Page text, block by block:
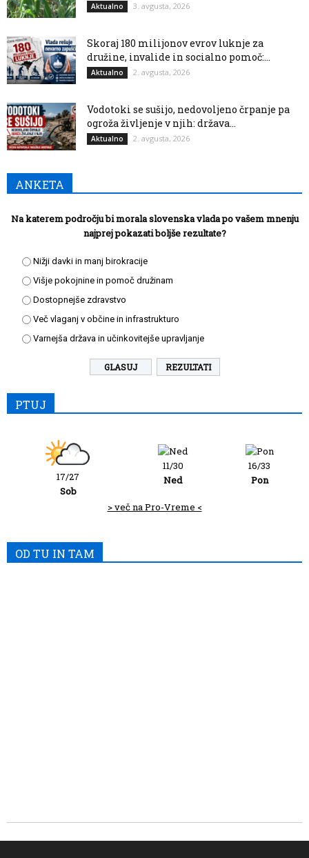
Aktualno 3. avgusta, 2026
Skoraj 180 milijonov evrov luknje za
družine, invalide in socialno pomoč:...
Aktualno 2. avgusta, 2026
Vodotoki se sušijo, nedovoljeno črpanje pa
ogroža življenje v njih: država...
Aktualno 2. avgusta, 2026
ANKETA
Na katerem področju bi morala slovenska vlada po vašem mnenju
najprej pokazati boljše rezultate?
Nižji davki in manj birokracije
Višje pokojnine in pomoč družinam
Dostopnejše zdravstvo
Več vlaganj v občine in infrastrukturo
Varnejša država in učinkovitejše upravljanje
REZULTATI
PTUJ
17/27
Sob
11/30
Ned
16/33
Pon
> več na Pro-Vreme <
OD TU IN TAM